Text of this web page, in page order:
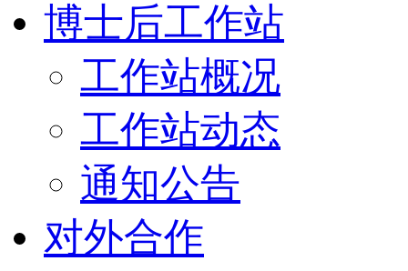
博士后工作站
工作站概况
工作站动态
通知公告
对外合作